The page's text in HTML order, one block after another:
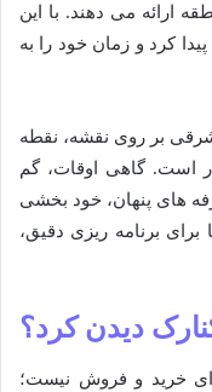
ارائه می دهند. با این
کرد و زمان خود را به
بر روی نقشه، نقطه
است. گاهی اوقات، گم
های پنهان، خود بخشی
برنامه ریزی دقیق،
دیدن کرد؟
خرید و فروش نیست؛